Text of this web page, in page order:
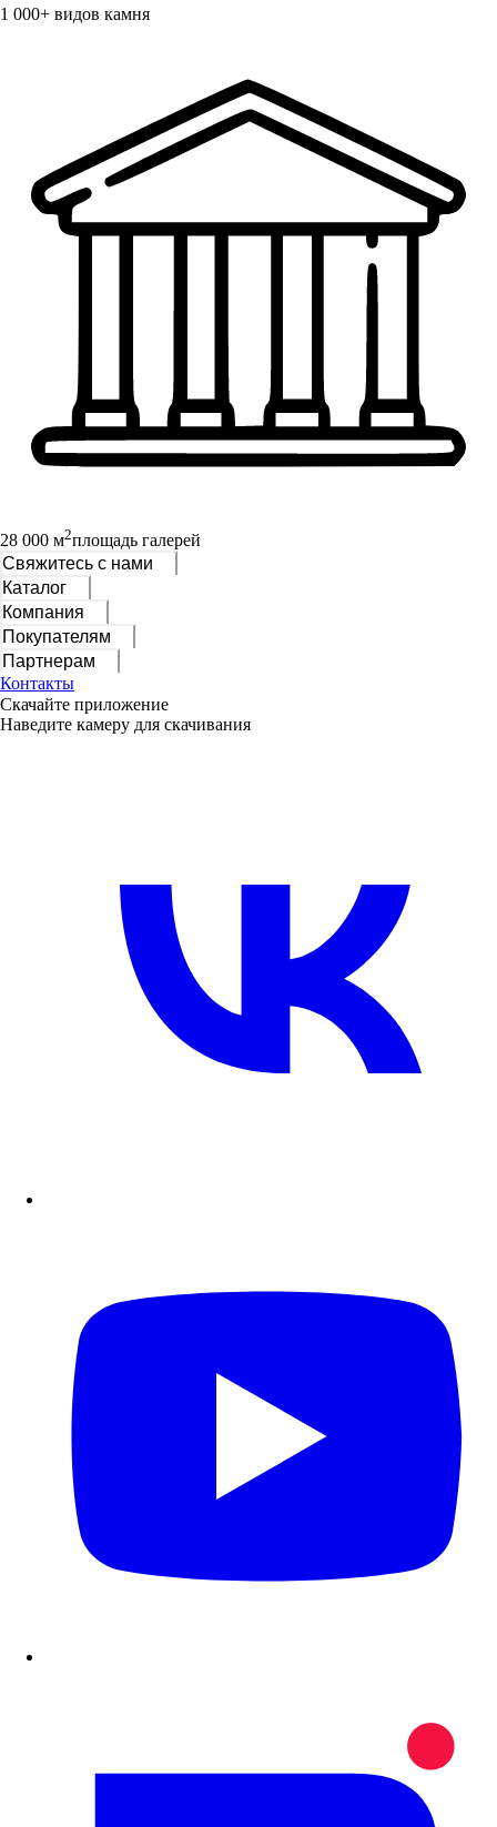
1 000+ видов камня
28 000 м2площадь галерей
Свяжитесь с нами
Каталог
Компания
Покупателям
Партнерам
Контакты
Скачайте приложение
Наведите камеру для скачивания